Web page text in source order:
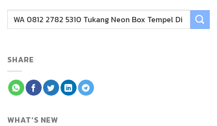
SHARE
WHAT’S NEW